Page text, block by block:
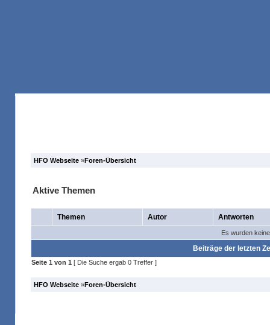
HFO Webseite »Foren-Übersicht
Aktive Themen
Themen Autor Antworten
Es wurden
Beiträge der letzten
Seite 1 von 1 [ Die Suche ergab 0 Treffer ]
HFO Webseite »Foren-Übersicht